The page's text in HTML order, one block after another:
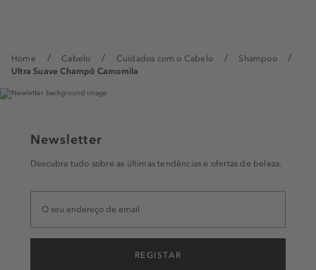
Home Cabelo Cuidados com o Cabelo
Shampoo
Ultra Suave Champô Camomila
Newsletter
Descubra tudo sobre as últimas tendências e ofertas de beleza.
REGISTAR